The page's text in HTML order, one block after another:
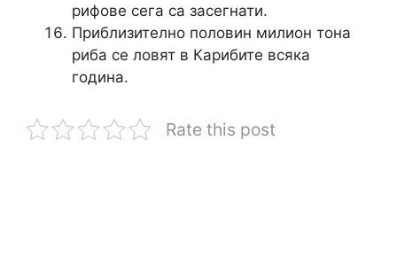
рифове сега са засегнати.
Приблизително половин милион тона
риба се ловят в Карибите всяка
година.
Rate this post